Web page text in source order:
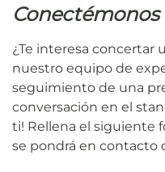
Conectémonos
¿Te interesa concertar
nuestro equipo de
seguimiento de una
conversación en el
ti! Rellena el siguiente
se pondrá en contacto